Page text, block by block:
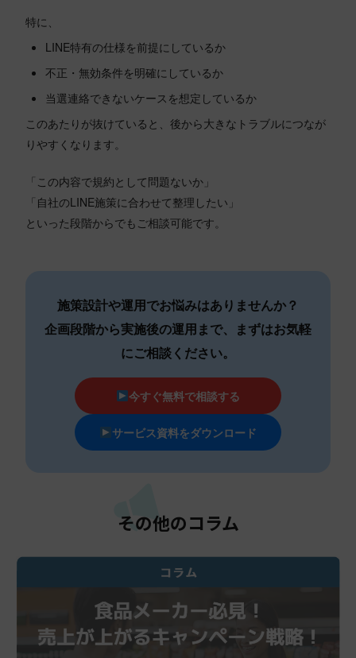
特に、
LINE特有の仕様を前提にしているか
不正・無効条件を明確にしているか
当選連絡できないケースを想定しているか
このあたりが抜けていると、後から大きなトラブルにつなが
りやすくなります。
「この内容で規約として問題ないか」
「自社のLINE施策に合わせて整理したい」
といった段階からでもご相談可能です。
施策設計や運用でお悩みはありませんか？
企画段階から実施後の運用まで、まずはお気軽
にご相談ください。
今すぐ無料で相談する
サービス資料をダウンロード
その他のコラム